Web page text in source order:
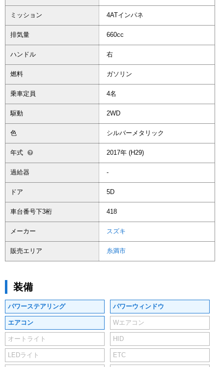
ミッション 4ATインパネ
排気量 660cc
ハンドル 右
燃料 ガソリン
乗車定員 4名
駆動 2WD
色 シルバーメタリック
年式 2017年 (H29)
過給器 -
ドア 5D
車台番号下3桁 418
メーカー スズキ
販売エリア 糸満市
装備
パワーステアリング パワーウィンドウ
エアコン Wエアコン
オートライト HID
LEDライト ETC